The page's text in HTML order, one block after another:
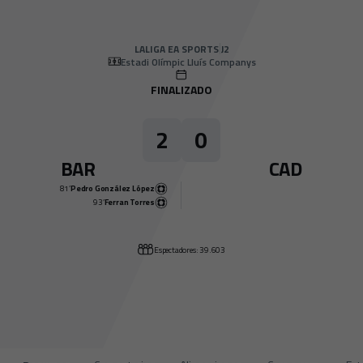
LALIGA EA SPORTS|J2
Estadi Olímpic Lluís Companys
FINALIZADO
BAR
2 0
CAD
81’Pedro González López
93’Ferran Torres
Espectadores: 39.603